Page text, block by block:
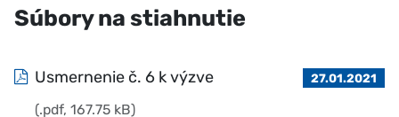
Súbory na stiahnutie
Usmernenie č. 6 k výzve
(.pdf, 167.75 kB)
27.01.2021